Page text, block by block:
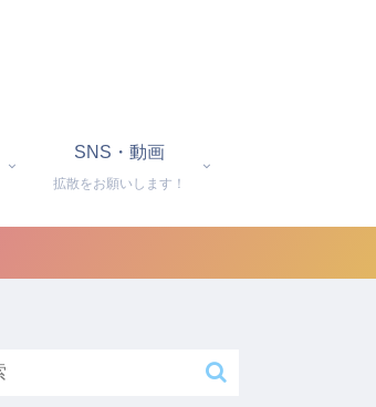
SNS・動画
拡散をお願いします！